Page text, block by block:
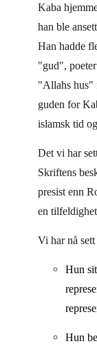
Kaba
han ble
Han hadde
"gud",
"Allahs hus"
guden for
islamsk tid
Det vi har
Skriftens
presist enn
en
Vi har nå
Hun
Hun